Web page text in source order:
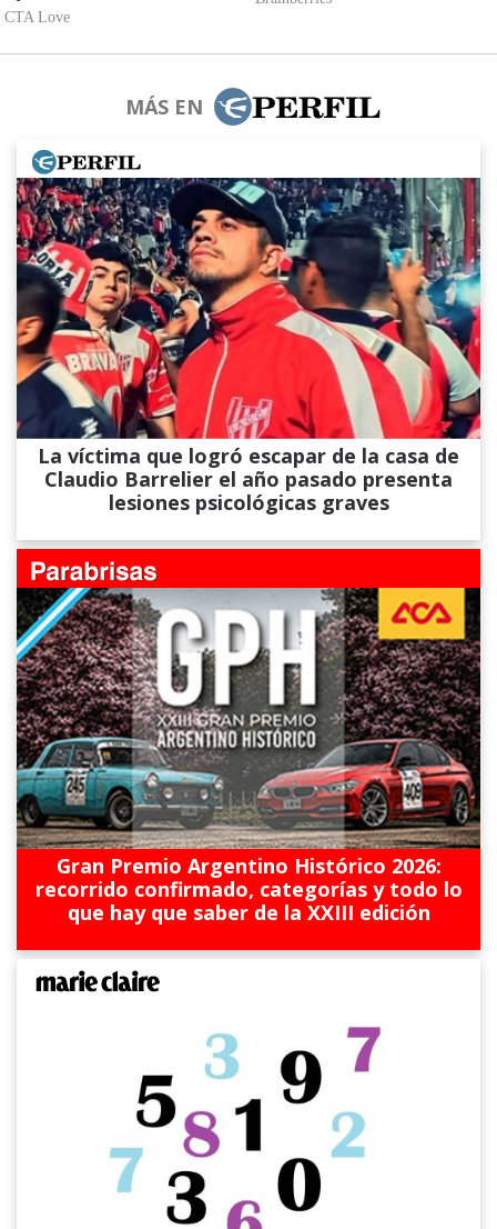
MÁS EN
La víctima que logró escapar de la casa de
Claudio Barrelier el año pasado presenta
lesiones psicológicas graves
Gran Premio Argentino Histórico 2026:
recorrido confirmado, categorías y todo lo
que hay que saber de la XXIII edición